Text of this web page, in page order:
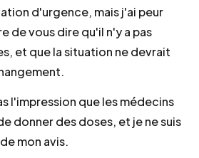
d'urgence, mais j'ai peur
de vous dire qu'il n'y a pas
et que la situation ne devrait
l'impression que les médecins
donner des doses, et je ne suis
mon avis.